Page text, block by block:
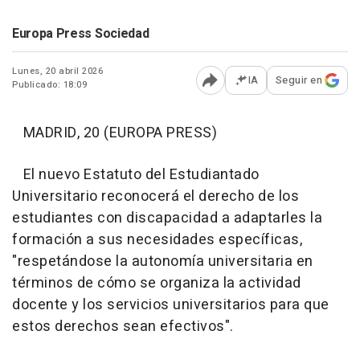
Europa Press Sociedad
Lunes, 20 abril 2026
Publicado: 18:09
Abrir opciones para
IA Seguir en
MADRID, 20 (EUROPA PRESS)
El nuevo Estatuto del Estudiantado
Universitario reconocerá el derecho de los
estudiantes con discapacidad a adaptarles la
formación a sus necesidades específicas,
"respetándose la autonomía universitaria en
términos de cómo se organiza la actividad
docente y los servicios universitarios para que
estos derechos sean efectivos".